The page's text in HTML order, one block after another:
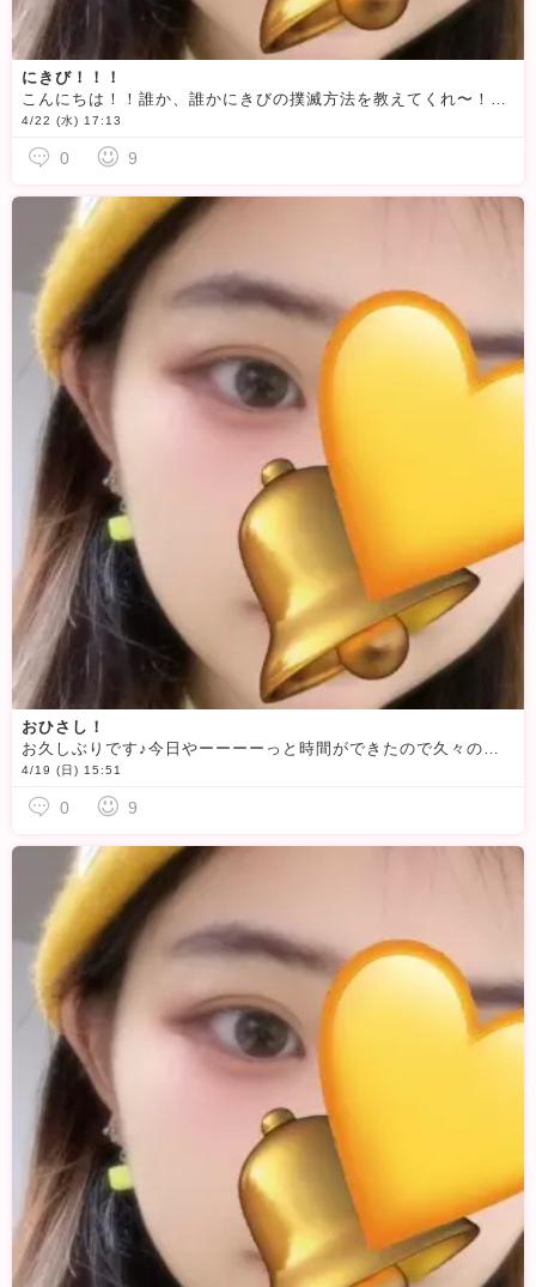
にきび！！！
こんにちは！！誰か、誰かにきびの撲滅方法を教えてくれ〜！！！一生にきびが輪廻転生…。永久不滅…。誰か…助けて…笑今日は、19時までいますね！（にきびはマスクで隠れていますw）対処法を教えにきてけろ♪
4/22 (水) 17:13
0 9
おひさし！
お久しぶりです♪今日やーーーーっと時間ができたので久々の出没！！18時までいます〜！！お久しぶりの方も初めましての方もウェルカムです♪てか最近、Townshipっていうゲームにハマりすぎてるんですけど
4/19 (日) 15:51
0 9